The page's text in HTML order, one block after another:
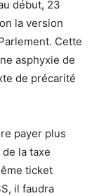
début, 23
la version
Cette
asphyxie de
de précarité
payer plus
la taxe
ticket
il faudra